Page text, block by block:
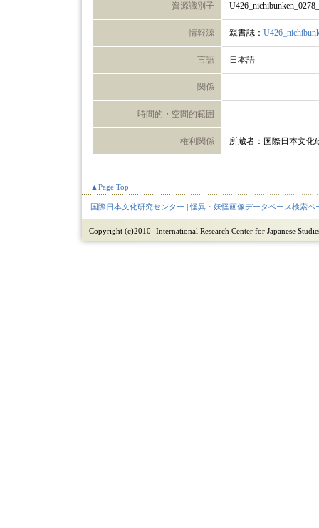
資源識別子
情報源 親書誌：
言語 日本語
関係
時間的・空間的範囲
権利関係 所蔵者：国際日本文化
▲Page Top
国際日本文化研究センター |怪異・妖怪画像データベース検索ペ
Copyright (c)2010- International Research Center for Japanese